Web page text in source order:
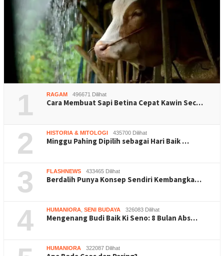
1 RAGAM 496671 Dilihat
Cara Membuat Sapi Betina Cepat Kawin Sec…
2 HISTORIA & MITOLOGI 435700 Dilihat
Minggu Pahing Dipilih sebagai Hari Baik …
3 FLASHNEWS 433465 Dilihat
Berdalih Punya Konsep Sendiri Kembangka…
4 HUMANIORA SENI BUDAYA 326083 Dilihat
Mengenang Budi Baik Ki Seno: 8 Bulan Abs…
HUMANIORA 322087 Dilihat